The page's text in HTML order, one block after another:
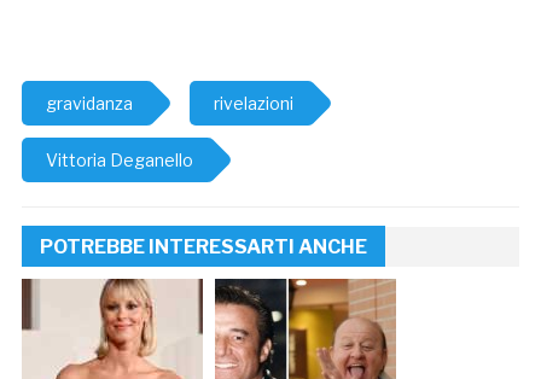
gravidanza rivelazioni
Vittoria Deganello
POTREBBE INTERESSARTI ANCHE